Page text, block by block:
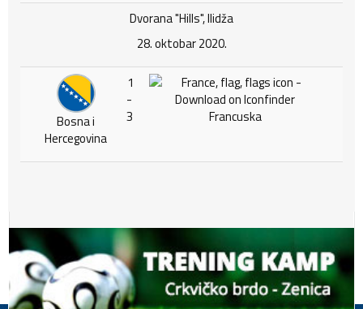
Dvorana "Hills", Ilidža
28. oktobar 2020.
Bosna i
Hercegovina
1
-
3
Francuska